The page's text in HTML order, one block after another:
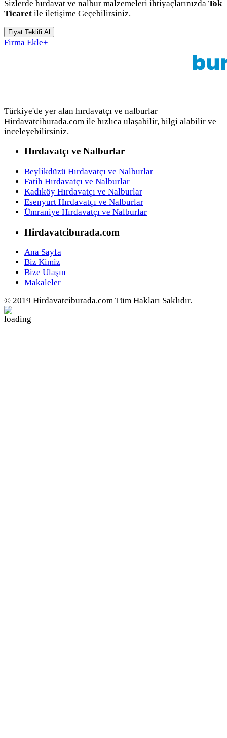
Sizlerde hırdavat ve nalbur malzemeleri ihtiyaçlarınızda Tok
Ticaret ile iletişime Geçebilirsiniz.
Fiyat Teklifi Al
Firma Ekle+
Türkiye'de yer alan hırdavatçı ve nalburlar
Hirdavatciburada.com ile hızlıca ulaşabilir, bilgi alabilir ve
inceleyebilirsiniz.
Hırdavatçı ve Nalburlar
Beylikdüzü Hırdavatçı ve Nalburlar
Fatih Hırdavatçı ve Nalburlar
Kadıköy Hırdavatçı ve Nalburlar
Esenyurt Hırdavatçı ve Nalburlar
Ümraniye Hırdavatçı ve Nalburlar
Hirdavatciburada.com
Ana Sayfa
Biz Kimiz
Bize Ulaşın
Makaleler
© 2019 Hirdavatciburada.com Tüm Hakları Saklıdır.